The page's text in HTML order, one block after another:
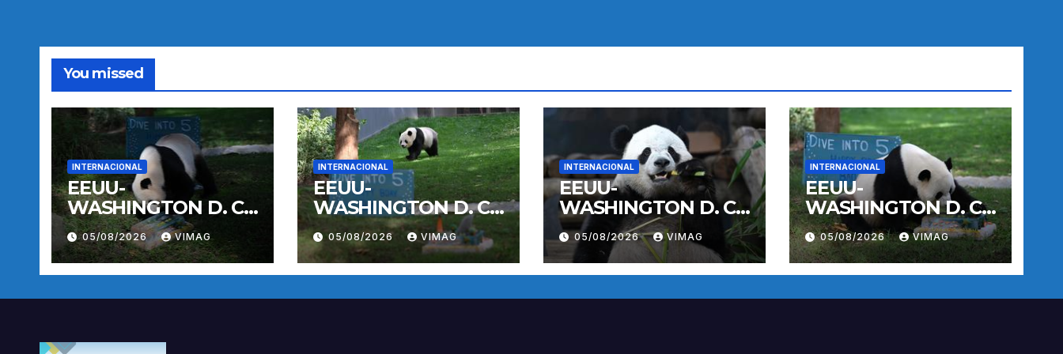
You missed
INTERNACIONAL
EEUU-
WASHINGTON D. C.-
PANDA GIGANTE
BAO LI-
CUMPLEAÑOS
05/08/2026 VIMAG
INTERNACIONAL
EEUU-
WASHINGTON D. C.-
PANDA GIGANTE
BAO LI-
CUMPLEAÑOS
05/08/2026 VIMAG
INTERNACIONAL
EEUU-
WASHINGTON D. C.-
PANDA GIGANTE
BAO LI-
CUMPLEAÑOS
05/08/2026 VIMAG
INTERNACIONAL
EEUU-
WASHINGTON D. C.-
PANDA GIGANTE
BAO LI-
CUMPLEAÑOS
05/08/2026 VIMAG